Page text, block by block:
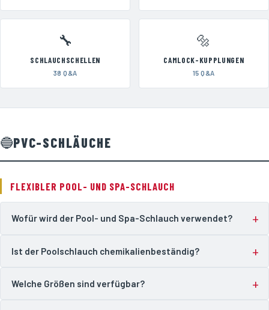
🔧
SCHLAUCHSCHELLEN
38 Q&A
🔩
CAMLOCK-KUPPLUNGEN
15 Q&A
🔵PVC-SCHLÄUCHE
FLEXIBLER POOL- UND SPA-SCHLAUCH
Wofür wird der Pool- und Spa-Schlauch verwendet?
Ist der Poolschlauch chemikalienbeständig?
Welche Größen sind verfügbar?